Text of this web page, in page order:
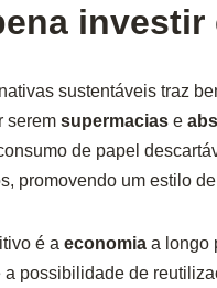
sustentáveis traz
serem supermaciase
de papel
promovendo um estilo
é a economiaa longo
possibilidade de